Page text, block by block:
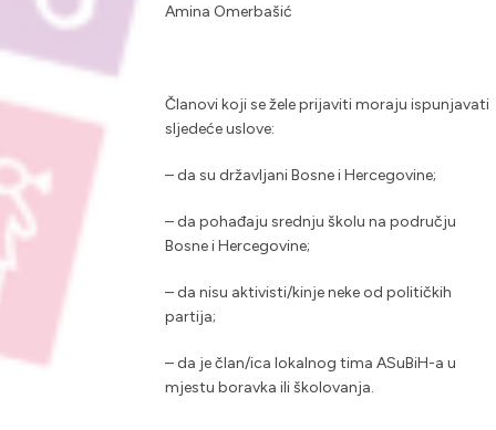
Amina Omerbašić
Članovi koji se žele prijaviti moraju ispunjavati
sljedeće uslove:
– da su državljani Bosne i Hercegovine;
– da pohađaju srednju školu na području
Bosne i Hercegovine;
– da nisu aktivisti/kinje neke od političkih
partija;
– da je član/ica lokalnog tima ASuBiH-a u
mjestu boravka ili školovanja.